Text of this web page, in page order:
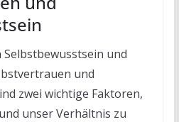
und
und
zwei wichtige Faktoren,
unser Verhältnis zu